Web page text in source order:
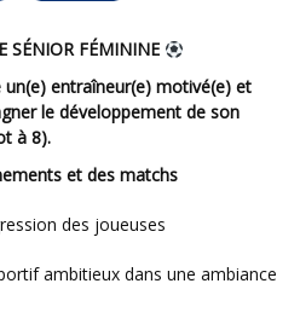
SÉNIOR FÉMININE
le développement de son
à 8).
et des matchs
des joueuses
ambitieux dans une ambiance